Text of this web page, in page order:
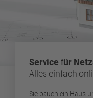
Service für
Alles einfach
Sie bauen ein Haus